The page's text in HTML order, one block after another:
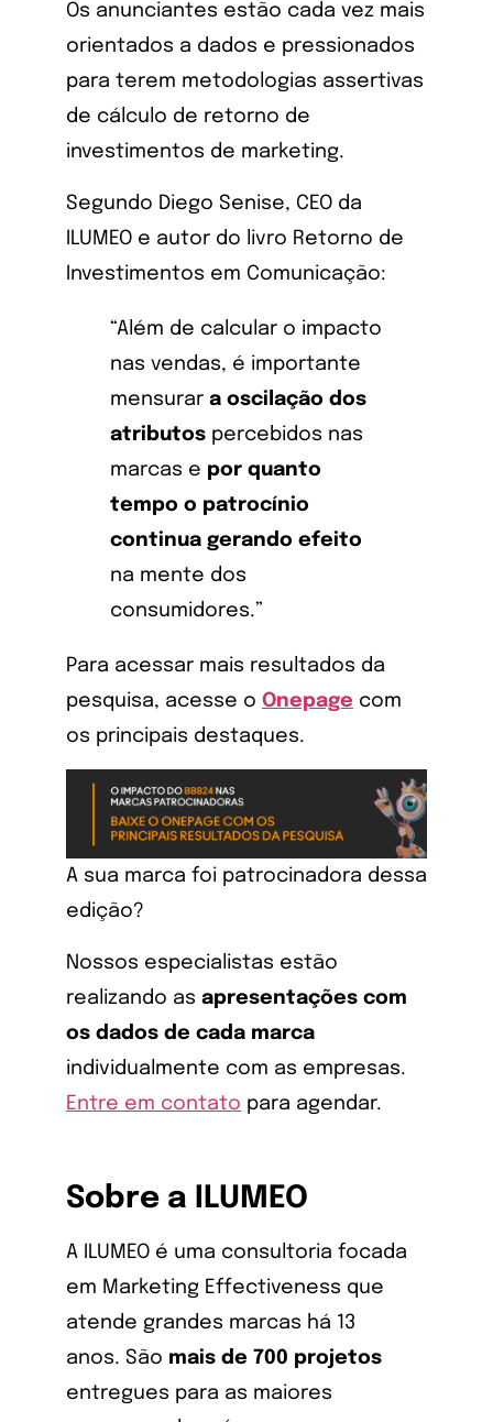
Os anunciantes estão cada vez mais
orientados a dados e pressionados
para terem metodologias assertivas
de cálculo de retorno de
investimentos de marketing.
Segundo Diego Senise, CEO da
ILUMEO e autor do livro Retorno de
Investimentos em Comunicação:
“Além de calcular o impacto
nas vendas, é importante
mensurar a oscilação dos
atributos percebidos nas
marcas e por quanto
tempo o patrocínio
continua gerando efeito
na mente dos
consumidores.”
Para acessar mais resultados da
pesquisa, acesse o Onepage com
os principais destaques.
A sua marca foi patrocinadora dessa
edição?
Nossos especialistas estão
realizando as apresentações com
os dados de cada marca
individualmente com as empresas.
Entre em contato para agendar.
Sobre a ILUMEO
A ILUMEO é uma consultoria focada
em Marketing Effectiveness que
atende grandes marcas há 13
anos. São mais de 700 projetos
entregues para as maiores